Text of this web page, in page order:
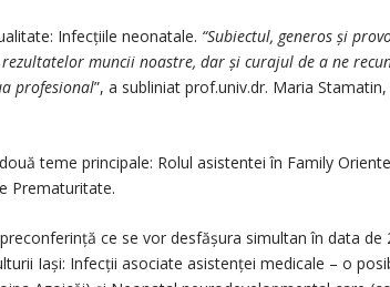
Infecțiile neonatale. “Subiectul, generos și
muncii noastre, dar și curajul de a ne
profesional”, a subliniat prof.univ.dr. Maria
teme principale: Rolul asistentei în Family
Prematuritate.
ce se vor desfășura simultan în data de
Iași: Infecții asociate asistenței medicale – o